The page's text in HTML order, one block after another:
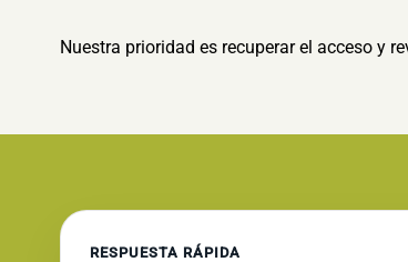
Nuestra prioridad es recuperar el acceso y
RESPUESTA RÁPIDA